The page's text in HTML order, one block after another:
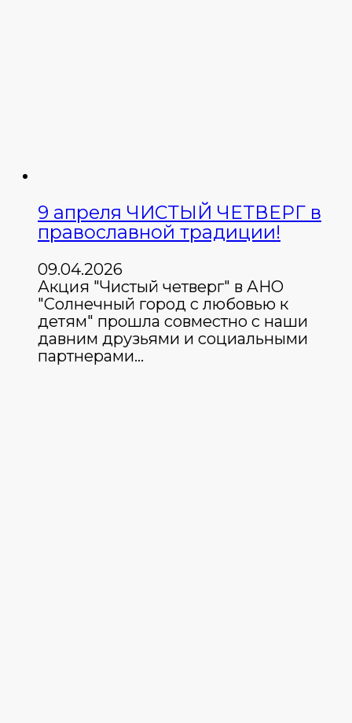
9 апреля ЧИСТЫЙ ЧЕТВЕРГ в
православной традиции!
09.04.2026
Акция "Чистый четверг" в АНО
"Солнечный город с любовью к
детям" прошла совместно с наши
давним друзьями и социальными
партнерами…